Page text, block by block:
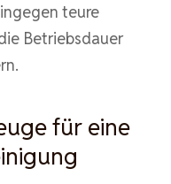
teure
Betriebsdauer
für eine